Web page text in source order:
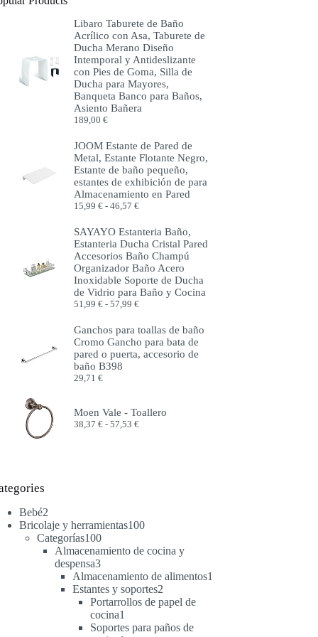
Libaro Taburete de Baño
Acrílico con Asa, Taburete de
Ducha Merano Diseño
Intemporal y Antideslizante
con Pies de Goma, Silla de
Ducha para Mayores,
Banqueta Banco para Baños,
Asiento Bañera
189,00€
JOOM Estante de Pared de
Metal, Estante Flotante Negro,
Estante de baño pequeño,
estantes de exhibición de para
Almacenamiento en Pared
15,99€ - 46,57€Rango
precios:
desde
15,99 €
hasta
46,57 €
SAYAYO Estanteria Baño,
Estanteria Ducha Cristal Pared
Accesorios Baño Champú
Organizador Baño Acero
Inoxidable Soporte de Ducha
de Vidrio para Baño y Cocina
51,99€ - 57,99€Rango
precios:
desde
51,99 €
hasta
Ganchos para toallas de baño
Cromo Gancho para bata de
pared o puerta, accesorio de
baño B398
29,71€
Moen Vale - Toallero
38,37€ - 57,53€Rango
Bebé2
productos
Bricolaje y herramientas100100
Categorías100100
productos
Almacenamiento de cocina y
despensa33
productos
Almacenamiento de alimentos1
Estantes y soportes2
productos
Portarrollos de papel de
cocina1
producto
Soportes para paños de